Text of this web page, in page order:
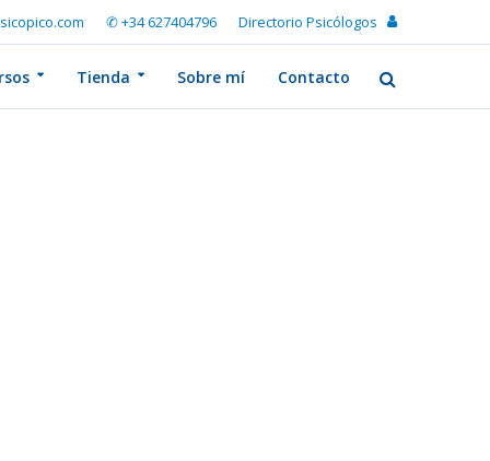
✆ +34 627404796 Directorio Psicólogos
Tienda Sobre mí Contacto